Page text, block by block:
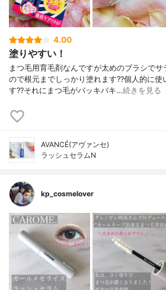
4.00
塗りやすい！
まつ毛用育毛剤なんですが太めのブラシで
ので根元までしっかり塗れます??個人的に使
す??それにまつ毛がバッキバキ…続きを見る
AVANCÉ(アヴァンセ)
ラッシュセラムN
kp_cosmelover